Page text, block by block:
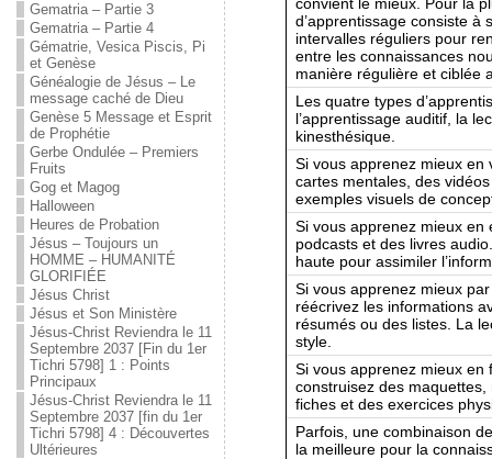
Gematria – Partie 3
Gematria – Partie 4
Gématrie, Vesica Piscis, Pi
et Genèse
Généalogie de Jésus – Le
message caché de Dieu
Genèse 5 Message et Esprit
de Prophétie
Gerbe Ondulée – Premiers
Fruits
Gog et Magog
Halloween
Heures de Probation
Jésus – Toujours un
HOMME – HUMANITÉ
GLORIFIÉE
Jésus Christ
Jésus et Son Ministère
Jésus-Christ Reviendra le 11
Septembre 2037 [Fin du 1er
Tichri 5798] 1 : Points
Principaux
Jésus-Christ Reviendra le 11
Septembre 2037 [fin du 1er
Tichri 5798] 4 : Découvertes
Ultérieures
d’apprentissage consiste à
intervalles réguliers pour
entre les connaissances
manière régulière et ciblée
Les quatre types
l’apprentissage auditif, la
kinesthésique.
Si vous apprenez mieux en
cartes mentales, des
exemples visuels de
Si vous apprenez mieux en
podcasts et des livres
haute pour assimiler
Si vous apprenez mieux
réécrivez les informations
résumés ou des listes. La
style.
Si vous apprenez mieux en
construisez des
fiches et des exercices
Parfois, une combinaison
la meilleure pour la